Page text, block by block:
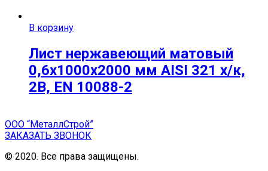
В корзину
Лист нержавеющий матовый
0,6х1000х2000 мм AISI 321 х/к,
2B, EN 10088-2
ООО “МеталлСтрой”
ЗАКАЗАТЬ ЗВОНОК
© 2020. Все права защищены.